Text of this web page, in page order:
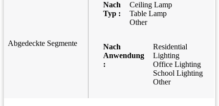
Abgedeckte Segmente
Nach
Typ :
Ceiling Lamp
Table Lamp
Other
Nach
Anwendung
:
Residential
Lighting
Office Lighting
School Lighting
Other